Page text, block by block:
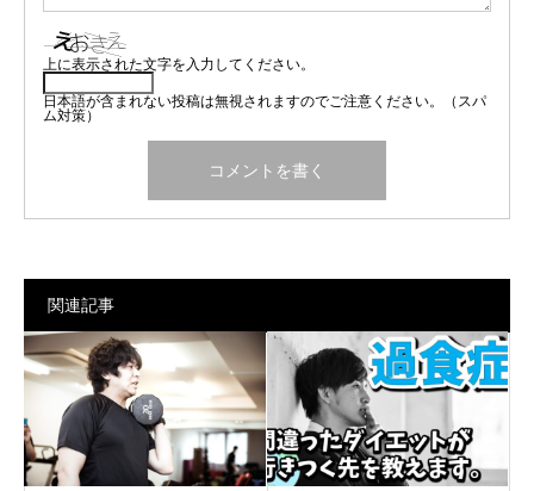
上に表示された文字を入力してください。
日本語が含まれない投稿は無視されますのでご注意ください。（スパ
ム対策）
関連記事